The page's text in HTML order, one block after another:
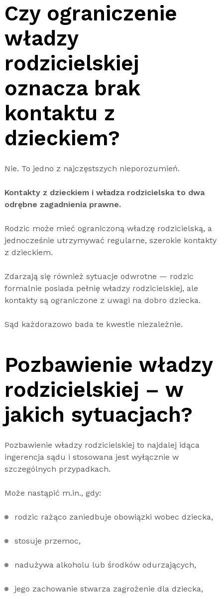
Czy ograniczenie
władzy
rodzicielskiej
oznacza brak
kontaktu z
dzieckiem?
Nie. To jedno z najczęstszych nieporozumień.
Kontakty z dzieckiem i władza rodzicielska to dwa
odrębne zagadnienia prawne.
Rodzic może mieć ograniczoną władzę rodzicielską, a
jednocześnie utrzymywać regularne, szerokie kontakty
z dzieckiem.
Zdarzają się również sytuacje odwrotne — rodzic
formalnie posiada pełnię władzy rodzicielskiej, ale
kontakty są ograniczone z uwagi na dobro dziecka.
Sąd każdorazowo bada te kwestie niezależnie.
Pozbawienie władzy
rodzicielskiej – w
jakich sytuacjach?
Pozbawienie władzy rodzicielskiej to najdalej idąca
ingerencja sądu i stosowana jest wyłącznie w
szczególnych przypadkach.
Może nastąpić m.in., gdy:
rodzic rażąco zaniedbuje obowiązki wobec dziecka,
stosuje przemoc,
nadużywa alkoholu lub środków odurzających,
jego zachowanie stwarza zagrożenie dla dziecka,